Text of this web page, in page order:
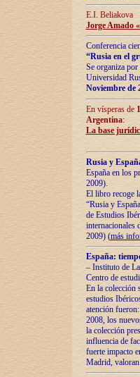
E.I. Beliakova
Jorge Amado
Conferencia
“Rusia en el
Se organiza
Universidad
Noviembre de
En vísperas de
Argentina:
La base
Rusia y
España en los
2009).
El libro recoge
“Rusia y
de Estudios
internacionales
2009) (más
España:
– Instituto de
Centro de
En la colección
estudios
atención
2008, los
la colección
influencia de
fuerte impacto
Madrid,